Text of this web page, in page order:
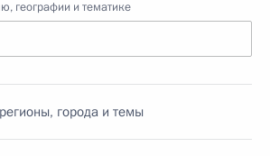
географии и тематике
города и темы